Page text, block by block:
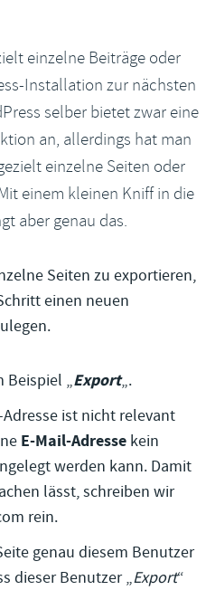
einzelne Beiträge oder
Installation zur nächsten
selber bietet zwar eine
an, allerdings hat man
einzelne Seiten oder
einem kleinen Kniff in die
aber genau das.
Seiten zu exportieren,
einen neuen
Beispiel „Export„.
ist nicht relevant
E-Mail-Adresse kein
werden kann. Damit
lässt, schreiben wir
rein.
genau diesem Benutzer
dieser Benutzer „Export“